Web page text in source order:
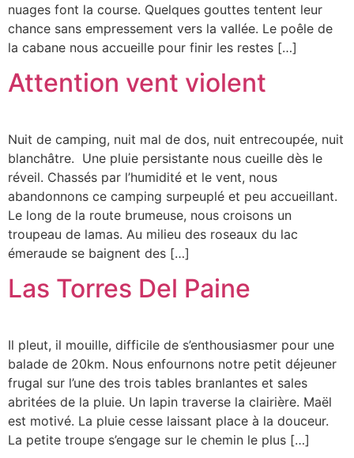
nuages font la course. Quelques gouttes tentent leur
chance sans empressement vers la vallée. Le poêle de
la cabane nous accueille pour finir les restes […]
Attention vent violent
Nuit de camping, nuit mal de dos, nuit entrecoupée, nuit
blanchâtre. Une pluie persistante nous cueille dès le
réveil. Chassés par l’humidité et le vent, nous
abandonnons ce camping surpeuplé et peu accueillant.
Le long de la route brumeuse, nous croisons un
troupeau de lamas. Au milieu des roseaux du lac
émeraude se baignent des […]
Las Torres Del Paine
Il pleut, il mouille, difficile de s’enthousiasmer pour une
balade de 20km. Nous enfournons notre petit déjeuner
frugal sur l’une des trois tables branlantes et sales
abritées de la pluie. Un lapin traverse la clairière. Maël
est motivé. La pluie cesse laissant place à la douceur.
La petite troupe s’engage sur le chemin le plus […]